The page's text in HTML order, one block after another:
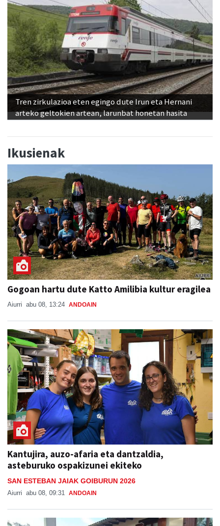
Tren zirkulazioa eten egingo dute Irun eta Hernani
arteko geltokien artean, larunbat honetan hasita
Gogoan hartu dute Katto Amilibia kultur eragilea
Kantujira, auzo-afaria eta dantzaldia,
asteburuko ospakizunei ekiteko
SAN ESTEBAN JAIAK GOIBURUN 2026
ANDOAIN